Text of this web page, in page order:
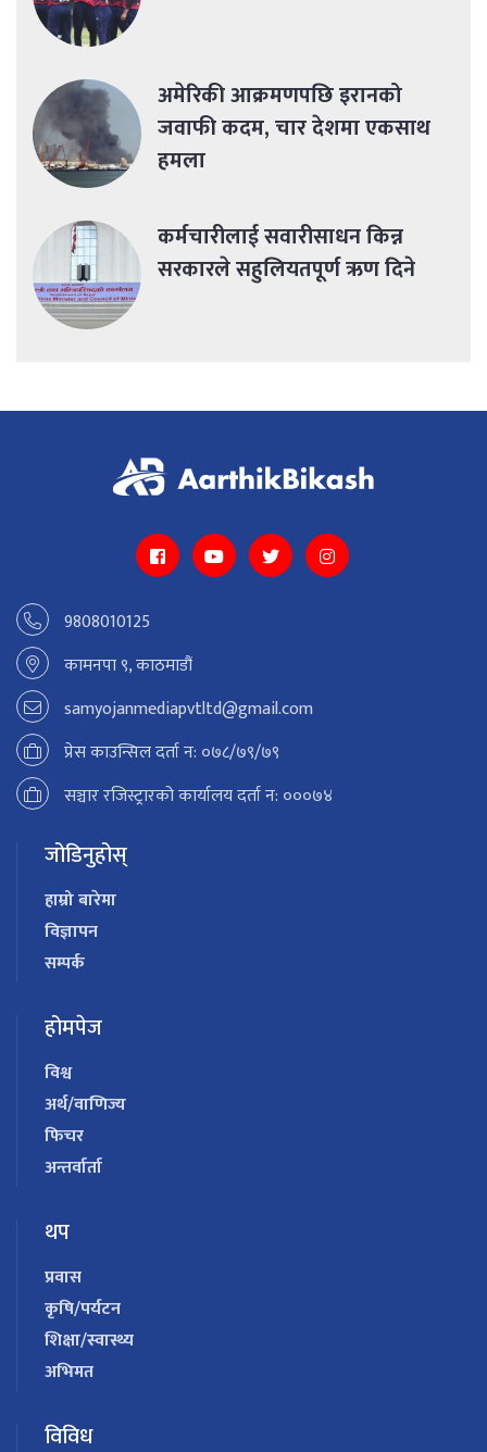
अमेरिकी आक्रमणपछि इरानको
जवाफी कदम, चार देशमा एकसाथ
हमला
कर्मचारीलाई सवारीसाधन किन्न
सरकारले सहुलियतपूर्ण ऋण दिने
9808010125
कामनपा ९, काठमाडौं
samyojanmediapvtltd@gmail.com
प्रेस काउन्सिल दर्ता न: ०७८/७९/७९
सञ्चार रजिस्ट्रारको कार्यालय दर्ता न: ०००७४
जोडिनुहोस्
हाम्रो बारेमा
विज्ञापन
सम्पर्क
होमपेज
विश्व
अर्थ/वाणिज्य
फिचर
अन्तर्वार्ता
थप
प्रवास
कृषि/पर्यटन
शिक्षा/स्वास्थ्य
अभिमत
विविध